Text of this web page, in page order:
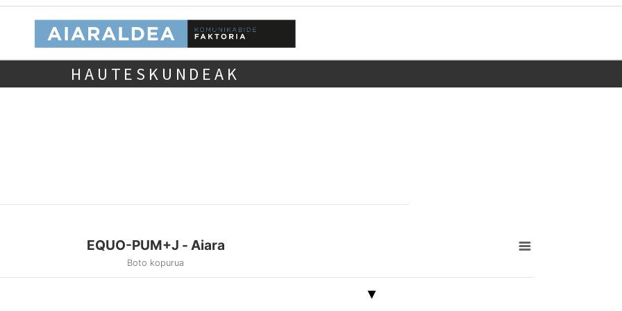
HAUTESKUNDEAK
EQUO-PUM+J - Aiara
Boto kopurua